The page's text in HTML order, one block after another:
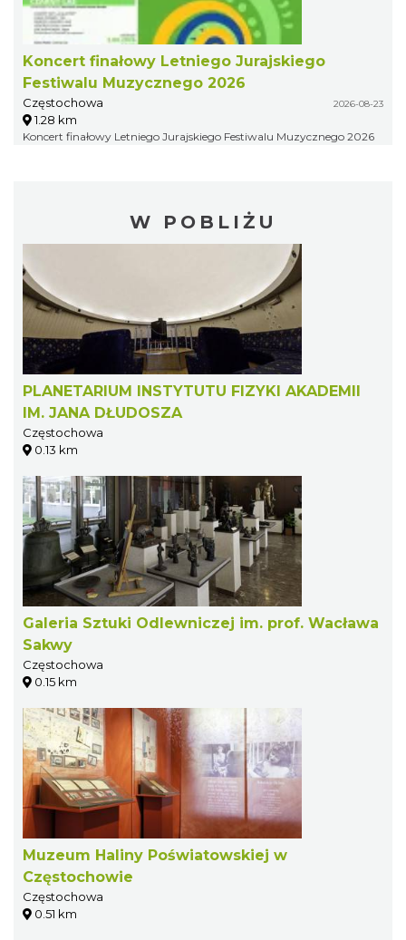
Koncert finałowy Letniego Jurajskiego
Festiwalu Muzycznego 2026
Częstochowa 2026-08-23
1.28 km
Koncert finałowy Letniego Jurajskiego Festiwalu Muzycznego 2026
W POBLIŻU
PLANETARIUM INSTYTUTU FIZYKI AKADEMII
IM. JANA DŁUDOSZA
Częstochowa
0.13 km
Galeria Sztuki Odlewniczej im. prof. Wacława
Sakwy
Częstochowa
0.15 km
Muzeum Haliny Poświatowskiej w
Częstochowie
Częstochowa
0.51 km